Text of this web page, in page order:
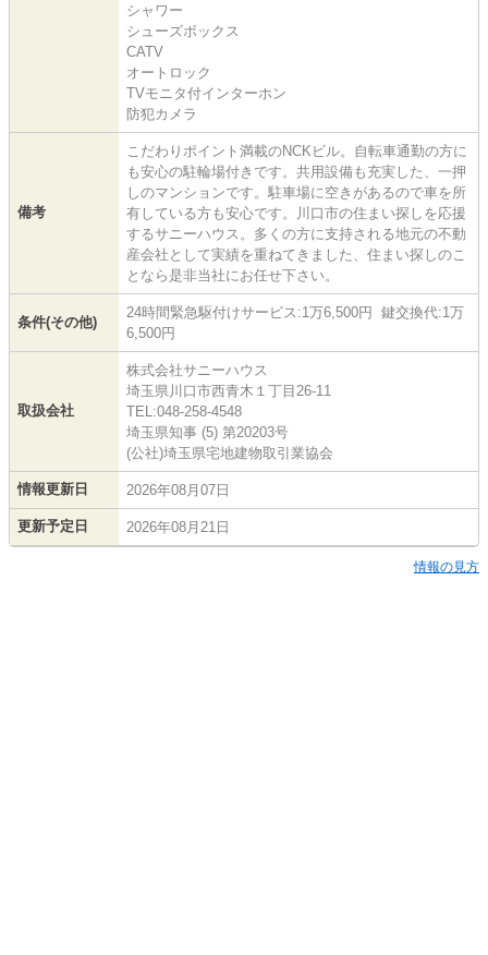
シャワー
シューズボックス
CATV
オートロック
TVモニタ付インターホン
防犯カメラ
備考
こだわりポイント満載のNCKビル。自転車通勤の方に
も安心の駐輪場付きです。共用設備も充実した、一押
しのマンションです。駐車場に空きがあるので車を所
有している方も安心です。川口市の住まい探しを応援
するサニーハウス。多くの方に支持される地元の不動
産会社として実績を重ねてきました、住まい探しのこ
となら是非当社にお任せ下さい。
条件(その他)
24時間緊急駆付けサービス:1万6,500円 鍵交換代:1万
6,500円
取扱会社
株式会社サニーハウス
埼玉県川口市西青木１丁目26-11
TEL:048-258-4548
埼玉県知事 (5) 第20203号
(公社)埼玉県宅地建物取引業協会
情報更新日 2026年08月07日
更新予定日 2026年08月21日
情報の見方